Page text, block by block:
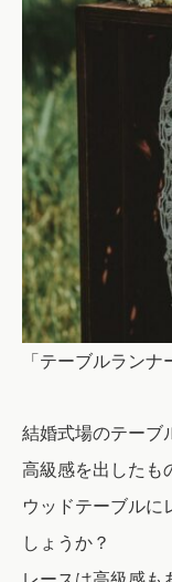
「テーブルランナ
結婚式場のテーブ
高級感を出したも
ウッドテーブルに
しょうか？